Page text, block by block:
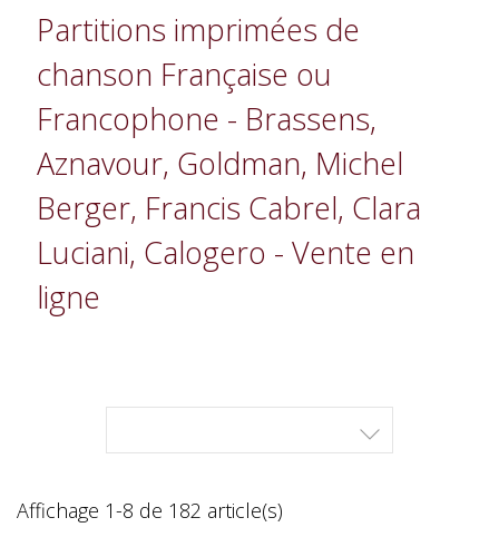
Partitions imprimées de
chanson Française ou
Francophone - Brassens,
Aznavour, Goldman, Michel
Berger, Francis Cabrel, Clara
Luciani, Calogero - Vente en
ligne

Affichage 1-8 de 182 article(s)